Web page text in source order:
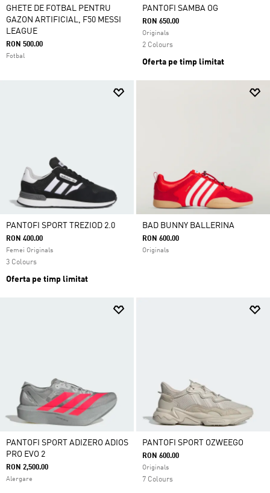
GHETE DE FOTBAL PENTRU
GAZON ARTIFICIAL, F50 MESSI
LEAGUE
RON 500.00
Fotbal
PANTOFI SAMBA OG
RON 650.00
Originals
2 Colours
Oferta pe timp limitat
PANTOFI SPORT TREZIOD 2.0
RON 400.00
Femei Originals
3 Colours
Oferta pe timp limitat
BAD BUNNY BALLERINA
RON 600.00
Originals
PANTOFI SPORT ADIZERO ADIOS
PRO EVO 2
RON 2,500.00
Alergare
PANTOFI SPORT OZWEEGO
RON 600.00
Originals
7 Colours